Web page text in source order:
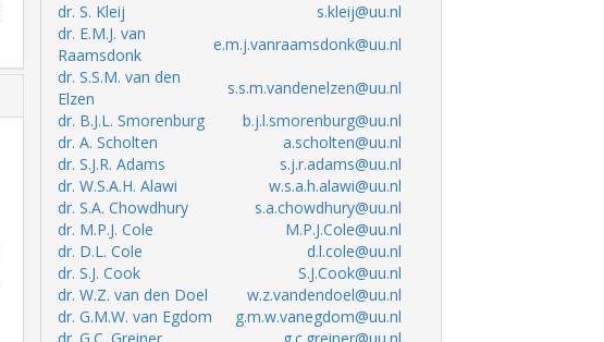
dr. S. Kleij
s.kleij@uu.nl
dr. E.M.J. van
Raamsdonk
e.m.j.vanraamsdonk@uu.nl
dr. S.S.M. van den
Elzen
s.s.m.vandenelzen@uu.nl
dr. B.J.L. Smorenburg
b.j.l.smorenburg@uu.nl
dr. A. Scholten
a.scholten@uu.nl
dr. S.J.R. Adams
s.j.r.adams@uu.nl
dr. W.S.A.H. Alawi
w.s.a.h.alawi@uu.nl
dr. S.A. Chowdhury
s.a.chowdhury@uu.nl
dr. M.P.J. Cole
M.P.J.Cole@uu.nl
dr. D.L. Cole
d.l.cole@uu.nl
dr. S.J. Cook
S.J.Cook@uu.nl
dr. W.Z. van den Doel
w.z.vandendoel@uu.nl
dr. G.M.W. van Egdom
g.m.w.vanegdom@uu.nl